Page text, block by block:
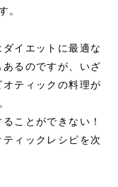
。
イエットに最適な
るのですが、いざ
ティックの料理が
ことができない！
ィックレシピを次